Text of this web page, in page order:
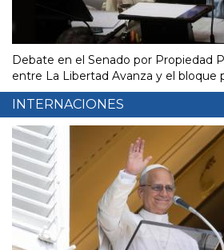
Debate en el Senado por Propiedad
entre La Libertad Avanza y el bloque
INTERNACIONES